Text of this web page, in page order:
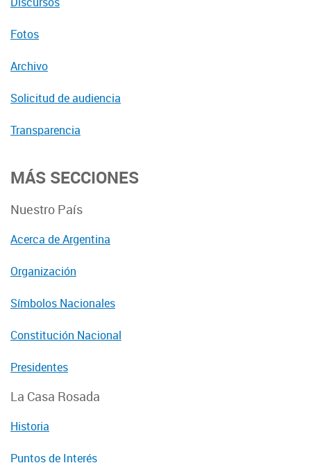
Fotos
Archivo
Solicitud de audiencia
Transparencia
MÁS SECCIONES
Nuestro País
Acerca de Argentina
Organización
Símbolos Nacionales
Constitución Nacional
Presidentes
La Casa Rosada
Historia
Puntos de Interés